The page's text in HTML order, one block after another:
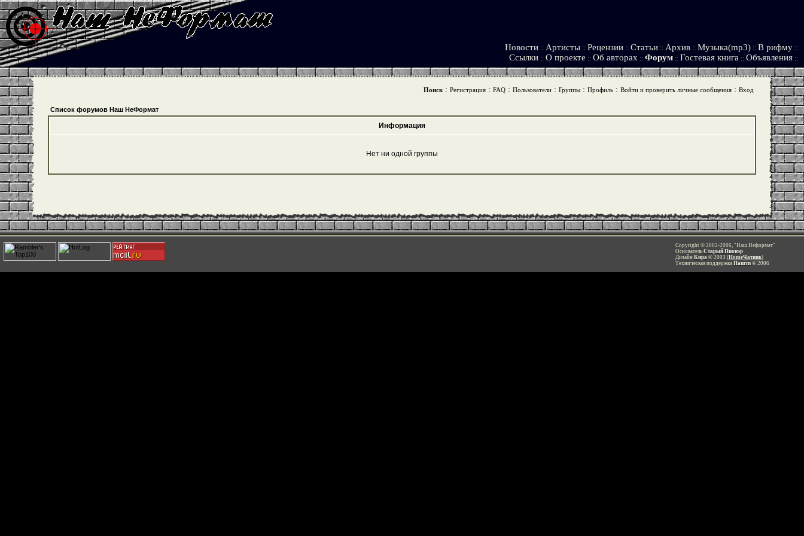
Новости :: Артисты :: Рецензии :: Статьи :: Архив :: Музыка(mp3) :: В рифму ::
Ссылки :: О проекте :: Об авторах :: Форум :: Гостевая книга :: Объявления ::
Поиск: Регистрация: FAQ: Пользователи: Группы: Профиль: Войти и проверить личные сообщения: Вход
Список форумов Наш НеФормат
Информация
Нет ни одной группы
Copyright © 2002-2006, "Наш Неформат"
Основатель Старый Пионэр
Дизайн Кира © 2003 (HomeЧатник)
Техническая поддержка Пашти © 2006